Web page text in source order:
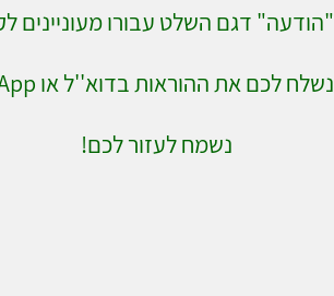
דגם השלט עבורו מעוניינים
נשלח לכם את ההוראות בדוא''ל או WApp
נשמח לעזור לכם!